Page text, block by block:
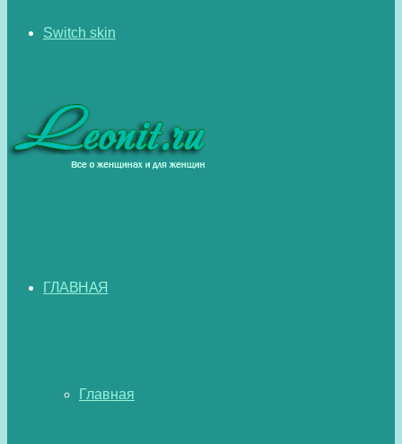
Switch skin
ГЛАВНАЯ
Главная